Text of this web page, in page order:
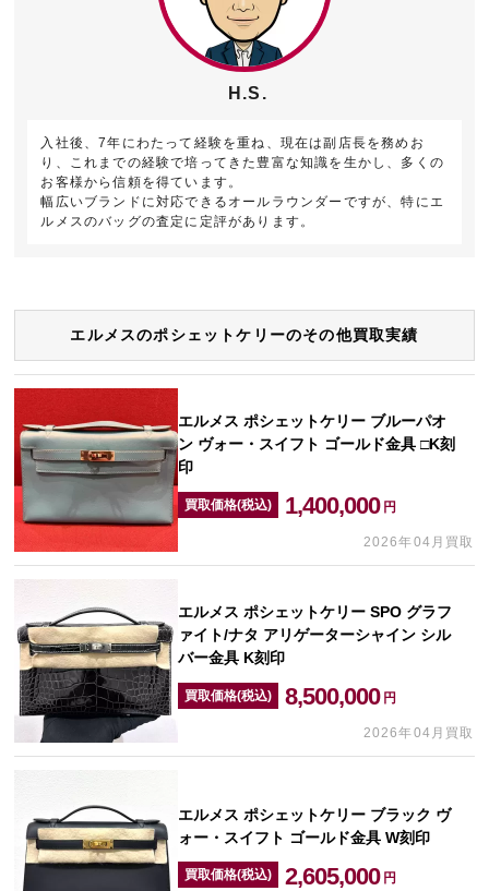
H.S.
入社後、7年にわたって経験を重ね、現在は副店長を務めお
り、これまでの経験で培ってきた豊富な知識を生かし、多くの
お客様から信頼を得ています。
幅広いブランドに対応できるオールラウンダーですが、特にエ
ルメスのバッグの査定に定評があります。
エルメスのポシェットケリーのその他買取実績
エルメス ポシェットケリー ブルーパオ
ン ヴォー・スイフト ゴールド金具 □K刻
印
買取価格(税込) 1,400,000 円
2026年04月買取
エルメス ポシェットケリー SPO グラフ
ァイト/ナタ アリゲーターシャイン シル
バー金具 K刻印
買取価格(税込) 8,500,000 円
2026年04月買取
エルメス ポシェットケリー ブラック ヴ
ォー・スイフト ゴールド金具 W刻印
買取価格(税込) 2,605,000 円